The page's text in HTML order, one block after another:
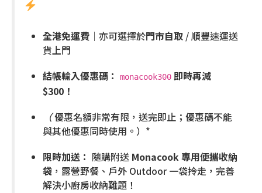
全港免運費 ｜亦可選擇於門市自取 / 順豐速運送
貨上門
結帳輸入優惠碼：
monacook300 即時再減
$300！
（優惠名額非常有限，送完即止；優惠碼不能
與其他優惠同時使用。）*
限時加送： 隨購附送 Monacook 專用便攜收納
袋 ，露營野餐、戶外 Outdoor 一袋拎走，完善
解決小廚房收納難題！